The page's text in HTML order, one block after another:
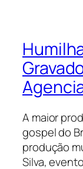
A maior
gospel do
produção
Silva,